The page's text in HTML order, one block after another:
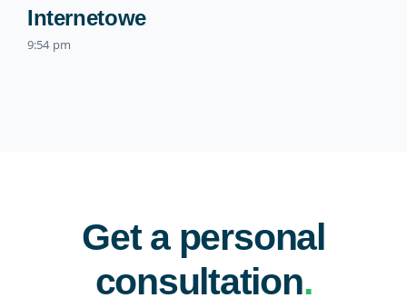
Internetowe
9:54 pm
Get a personal
consultation.